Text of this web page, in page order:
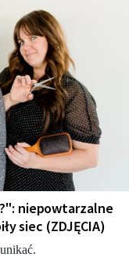
niepowtarzalne
siec (ZDJĘCIA)